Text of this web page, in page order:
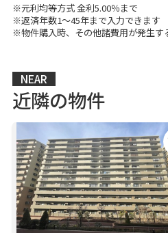
※元利均等方式 金利5.00％まで
※返済年数1～45年まで入力できます
※物件購入時、その他諸費用が発生す
NEAR
近隣の物件